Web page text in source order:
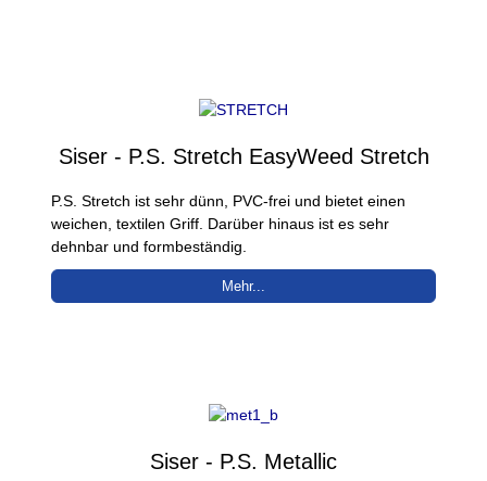
Siser - P.S. Stretch EasyWeed Stretch
P.S. Stretch ist sehr dünn, PVC-frei und bietet einen
weichen, textilen Griff. Darüber hinaus ist es sehr
dehnbar und formbeständig.
Mehr...
Siser - P.S. Metallic